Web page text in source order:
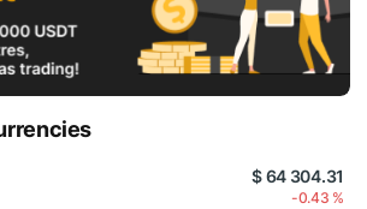
$ 64 304.31
-0.43 %